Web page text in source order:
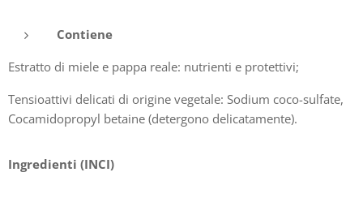
Contiene
Estratto di miele e pappa reale: nutrienti e protettivi;
Tensioattivi delicati di origine vegetale: Sodium coco-sulfate,
Cocamidopropyl betaine (detergono delicatamente).
Ingredienti (INCI)